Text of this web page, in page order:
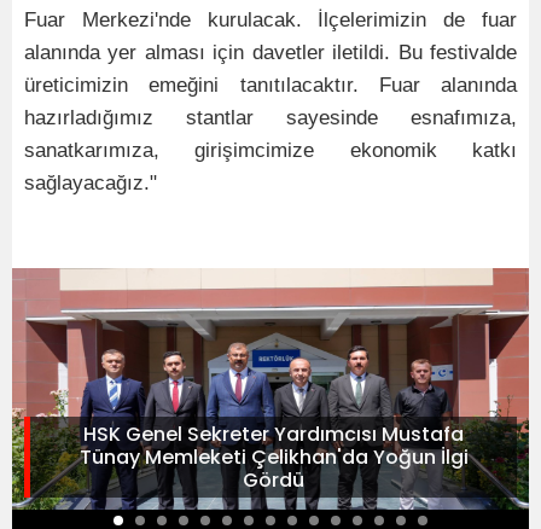
Fuar Merkezi'nde kurulacak. İlçelerimizin de fuar
alanında yer alması için davetler iletildi. Bu festivalde
üreticimizin emeğini tanıtılacaktır. Fuar alanında
hazırladığımız stantlar sayesinde esnafımıza,
sanatkarımıza, girişimcimize ekonomik katkı
sağlayacağız."
HSK Genel Sekreter Yardımcısı Mustafa
Tünay Memleketi Çelikhan'da Yoğun İlgi
Gördü